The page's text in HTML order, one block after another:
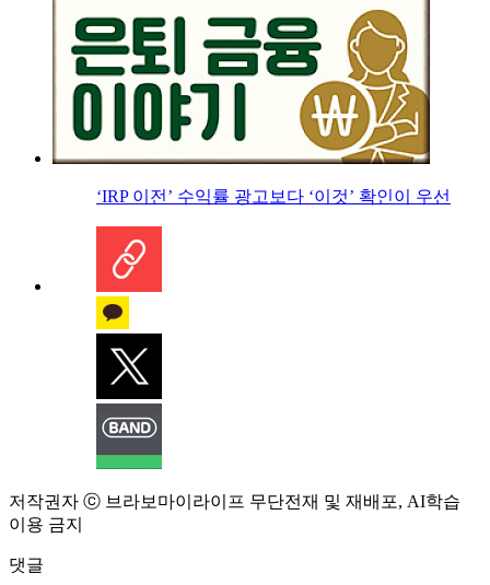
‘IRP 이전’ 수익률 광고보다 ‘이것’ 확인이 우선
저작권자 ⓒ 브라보마이라이프 무단전재 및 재배포, AI학습
이용 금지
댓글